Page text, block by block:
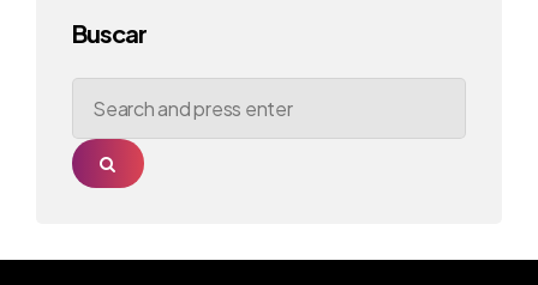
Buscar
Search
for:
Search